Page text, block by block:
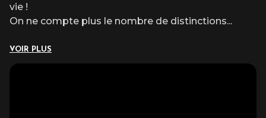
vie !
On ne compte plus le nombre de distinctions...
VOIR PLUS